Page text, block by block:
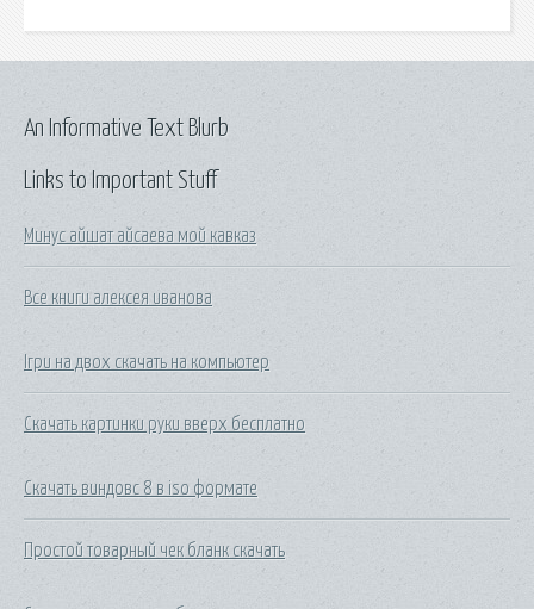
Links to Important Stuff
Минус айшат айсаева мой кавказ
Все книги алексея иванова
Ігри на двох скачать на компьютер
Скачать картинки руки вверх бесплатно
Скачать виндовс 8 в iso формате
Простой товарный чек бланк скачать
An Informative Text Blurb